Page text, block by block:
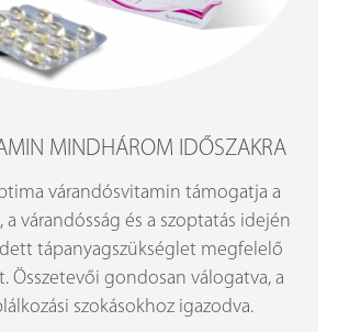
MINDHÁROM IDŐSZAKRA
várandósvitamin támogatja a
a várandósság és a szoptatás idején
tápanyagszükséglet megfelelő
Összetevői gondosan válogatva, a
szokásokhoz igazodva.